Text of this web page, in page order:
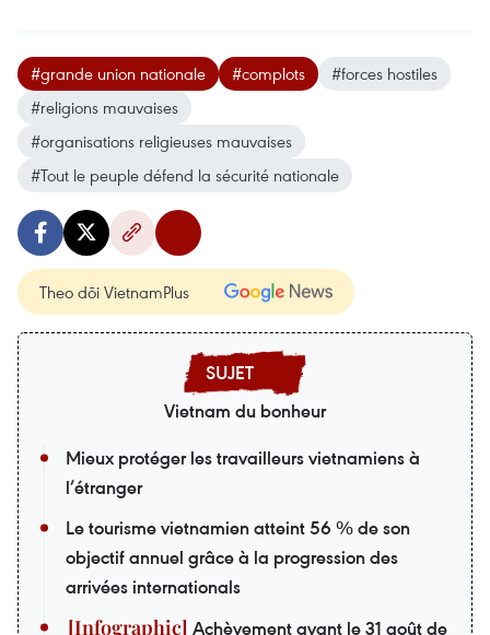
#grande union nationale #complots
#forces hostiles
#religions mauvaises
#organisations religieuses mauvaises
#Tout le peuple défend la sécurité nationale
Theo dõi VietnamPlus
Vietnam du bonheur
Mieux protéger les travailleurs vietnamiens à
l’étranger
Le tourisme vietnamien atteint 56 % de son
objectif annuel grâce à la progression des
arrivées internationals
Achèvement avant le 31 août de